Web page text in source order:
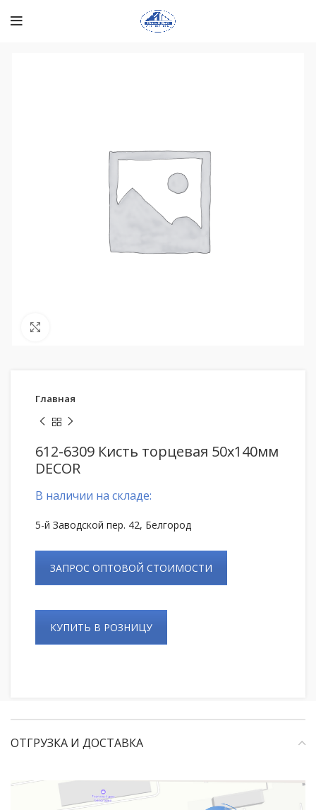
Главная
612-6309 Кисть торцевая 50х140мм
DECOR
В наличии на складе:
5-й Заводской пер. 42, Белгород
ЗАПРОС ОПТОВОЙ СТОИМОСТИ
КУПИТЬ В РОЗНИЦУ
ОТГРУЗКА И ДОСТАВКА